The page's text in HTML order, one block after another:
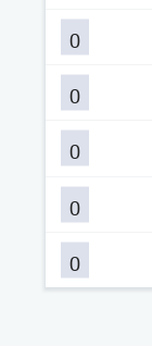
0
0
0
0
0